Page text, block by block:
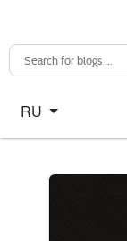
Select your language
RU